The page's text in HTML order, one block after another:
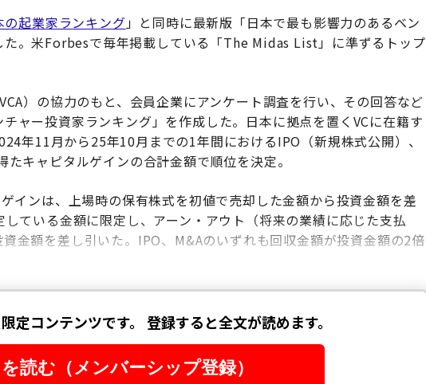
の起業家ランキング 」と同時に最新版「日本で最も影響力のあるベン
た。米Forbesで毎年掲載している「The Midas List」に準ずるトップ
）の協力のもと、会員企業にアンケート調査を行い、その回答など
ャー投資家ランキング」を作成した。日本に拠点を置くVCに在籍す
年11月から25年10月までの1年間におけるIPO（新規株式公開）、
キャピタルゲインの合計金額で順位を決定。
インは、上場時の保有株式を初値で売却した金額から投資金額を差
ている金額に限定し、アーン・アウト（将来の業績に応じた支払
金額を差し引いた。IPO、M&Aのいずれも回収金額が投資金額の2倍